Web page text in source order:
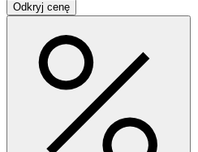
Odkryj cenę